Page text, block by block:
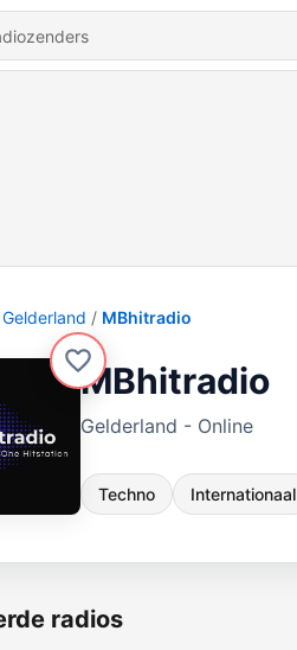
Gelderland MBhitradio
MBhitradio
Gelderland - Online
Techno Internationaal
radios